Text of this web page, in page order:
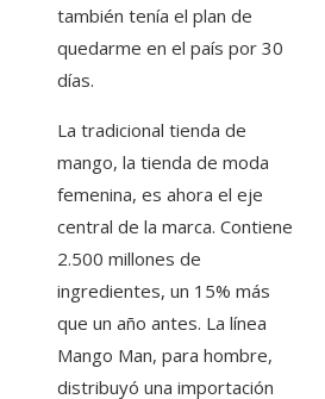
también tenía el plan de
quedarme en el país por 30
días.
La tradicional tienda de
mango, la tienda de moda
femenina, es ahora el eje
central de la marca. Contiene
2.500 millones de
ingredientes, un 15% más
que un año antes. La línea
Mango Man, para hombre,
distribuyó una importación